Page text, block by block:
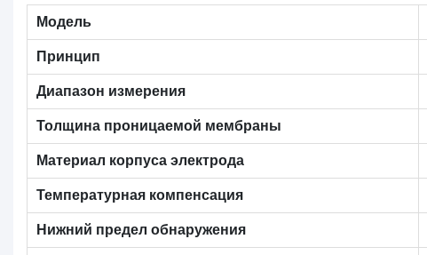
Модель
Принцип
Диапазон измерения
Толщина проницаемой мембраны
Материал корпуса электрода
Температурная компенсация
Нижний предел обнаружения